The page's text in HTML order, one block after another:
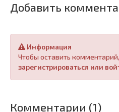
Добавить
Информация
Чтобы оставить комментарий,
зарегистрироваться или
Комментарии (1)